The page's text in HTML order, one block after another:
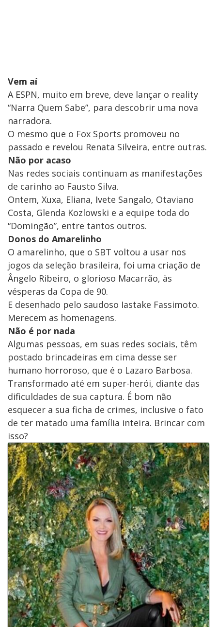
Vem aí
A ESPN, muito em breve, deve lançar o reality
“Narra Quem Sabe”, para descobrir uma nova
narradora.
O mesmo que o Fox Sports promoveu no
passado e revelou Renata Silveira, entre outras.
Não por acaso
Nas redes sociais continuam as manifestações
de carinho ao Fausto Silva.
Ontem, Xuxa, Eliana, Ivete Sangalo, Otaviano
Costa, Glenda Kozlowski e a equipe toda do
“Domingão”, entre tantos outros.
Donos do Amarelinho
O amarelinho, que o SBT voltou a usar nos
jogos da seleção brasileira, foi uma criação de
Ângelo Ribeiro, o glorioso Macarrão, às
vésperas da Copa de 90.
E desenhado pelo saudoso Iastake Fassimoto.
Merecem as homenagens.
Não é por nada
Algumas pessoas, em suas redes sociais, têm
postado brincadeiras em cima desse ser
humano horroroso, que é o Lazaro Barbosa.
Transformado até em super-herói, diante das
dificuldades de sua captura. É bom não
esquecer a sua ficha de crimes, inclusive o fato
de ter matado uma família inteira. Brincar com
isso?